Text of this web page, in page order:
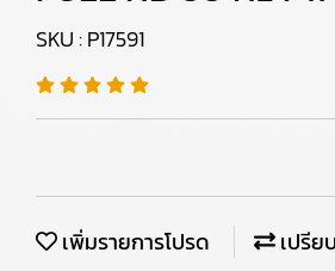
SKU : P17591
เพิ่มรายการโปรด
เปรีย